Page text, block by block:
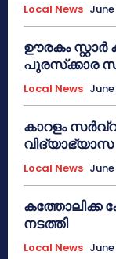
Local News
ഊരകം
പുരസ്‌ക്കാര
Local News
കാറളം
Local News
നടത്തി
Local News